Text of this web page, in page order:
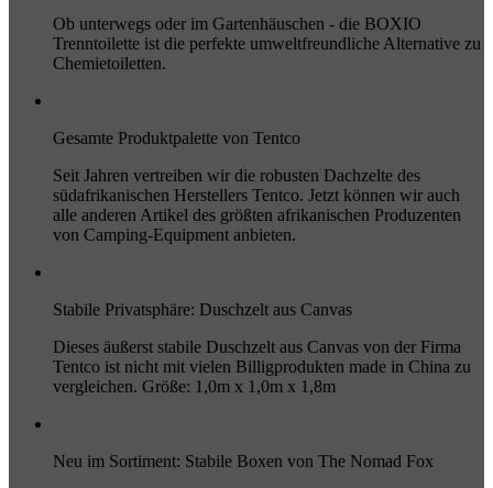
Ob unterwegs oder im Gartenhäuschen - die BOXIO
Trenntoilette ist die perfekte umweltfreundliche Alternative zu
Chemietoiletten.
Gesamte Produktpalette von Tentco
Seit Jahren vertreiben wir die robusten Dachzelte des
südafrikanischen Herstellers Tentco. Jetzt können wir auch
alle anderen Artikel des größten afrikanischen Produzenten
von Camping-Equipment anbieten.
Stabile Privatsphäre: Duschzelt aus Canvas
Dieses äußerst stabile Duschzelt aus Canvas von der Firma
Tentco ist nicht mit vielen Billigprodukten made in China zu
vergleichen. Größe: 1,0m x 1,0m x 1,8m
Neu im Sortiment: Stabile Boxen von The Nomad Fox